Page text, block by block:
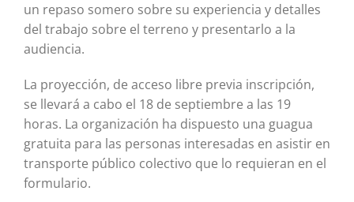
un repaso somero sobre su experiencia y detalles
del trabajo sobre el terreno y presentarlo a la
audiencia.
La proyección, de acceso libre previa inscripción,
se llevará a cabo el 18 de septiembre a las 19
horas. La organización ha dispuesto una guagua
gratuita para las personas interesadas en asistir en
transporte público colectivo que lo requieran en el
formulario.